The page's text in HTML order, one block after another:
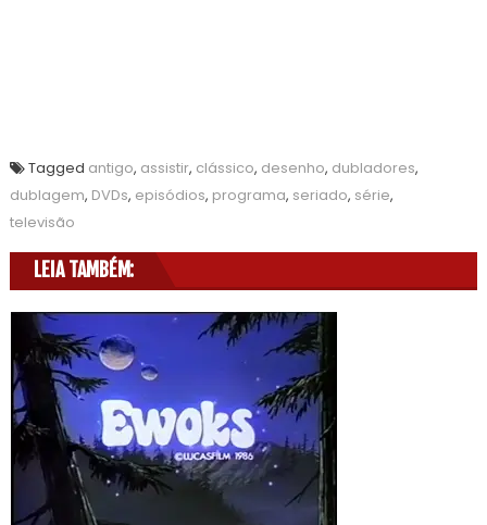
Tagged antigo, assistir, clássico, desenho, dubladores,
dublagem, DVDs, episódios, programa, seriado, série,
televisão
LEIA TAMBÉM: